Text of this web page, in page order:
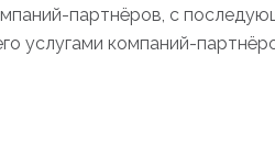
партнёров, с
услугами компаний-